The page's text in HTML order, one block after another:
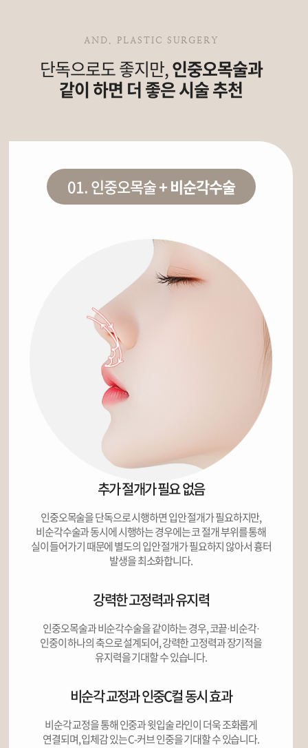
AND. PLASTIC SURGERY
단독으로도 좋지만,인중오목술과
같이 하면 더 좋은 시술 추천
01.인중오목술+ 비순각수술
추가 절개가 필요 없음
인중오목술을 단독으로 시행하면 입안 절개가 필요하지만,
비순각수술과동시에 시행하는 경우에는 코 절개 부위를 통해
실이 들어가기 때문에별도의 입안 절개가 필요하지 않아서 흉터
발생을 최소화합니다.
강력한 고정력과 유지력
인중오목술과 비순각수술을 같이하는 경우, 코끝·비순각·
인중이하나의 축으로 설계되어, 강력한 고정력과 장기적을
유지력을기대할 수 있습니다.
비순각 교정과 인중C컬 동시 효과
비순각 교정을 통해 인중과 윗입술 라인이 더욱 조화롭게
연결되며,입체감 있는 C-커브 인중을 기대할 수 있습니다.